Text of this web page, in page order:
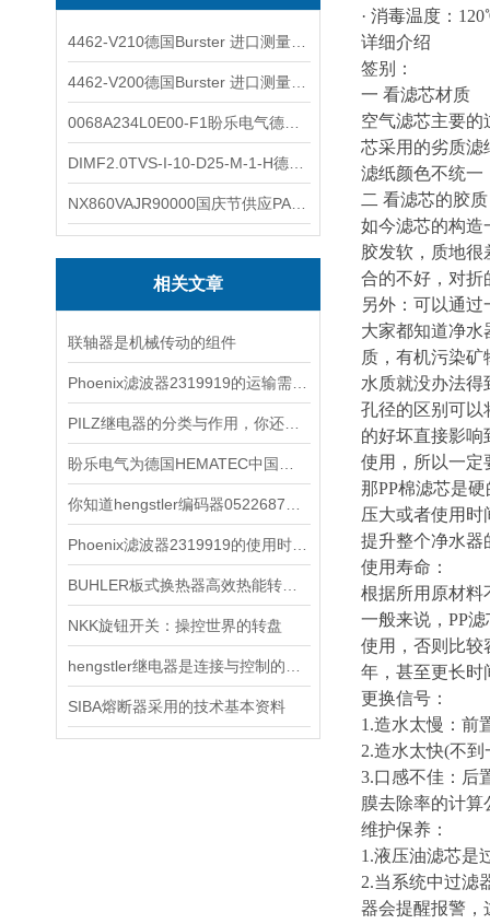
相关文章
联轴器是机械传动的组件
NKK旋钮开关：操控世界的转盘
SIBA熔断器采用的技术基本资料
· 消毒温度：
详细介绍
签别：
一 看滤芯材质
空气滤芯主要
芯采用的劣质滤
滤纸颜色不统一
二 看滤芯的胶质
如今滤芯的构造
胶发软，质地
合的不好，对折
另外：可以通
大家都知道净水
质，有机污染
水质就没办法
孔径的区别可以
的好坏直接影响
使用，所以一定
那PP棉滤芯是
压大或者使用时
提升整个净水器
使用寿命：
根据所用原材料
一般来说，PP
使用，否则比较
年，甚至更长时
更换信号：
1.造水太慢：前
2.造水太快(不
3.口感不佳：后
膜去除率的计算
维护保养：
1.液压油滤芯是
2.当系统中过滤
器会提醒报警，